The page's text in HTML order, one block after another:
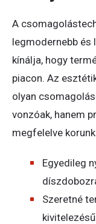
A
legmodernebb és
kínálja, hogy
piacon. Az
olyan
vonzóak, hanem
megfelelve
Egyedileg
Szeretné